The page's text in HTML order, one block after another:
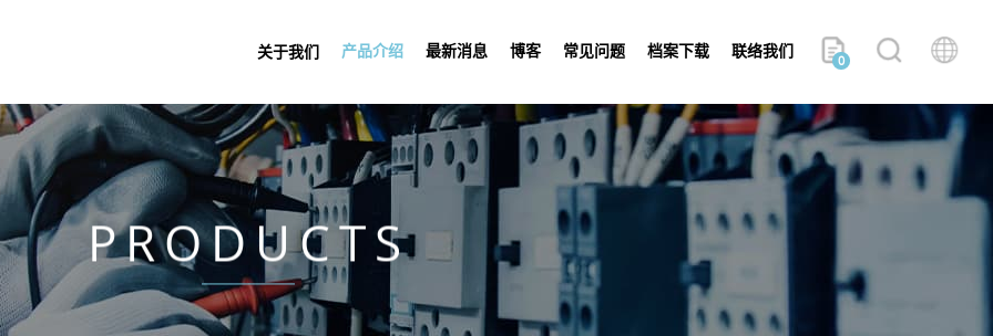
关于我们 产品介绍 最新消息 博客 常见问题 档案下载 联络我们 0
PRODUCTS